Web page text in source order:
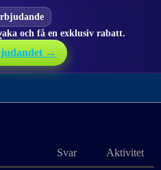
och få en exklusiv rabatt.
→
Svar Aktivitet